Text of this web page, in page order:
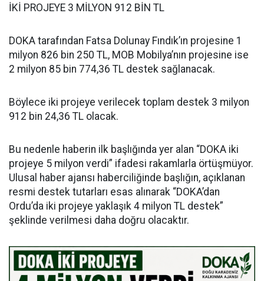
İKİ PROJEYE 3 MİLYON 912 BİN TL
DOKA tarafından Fatsa Dolunay Fındık’ın projesine 1
milyon 826 bin 250 TL, MOB Mobilya’nın projesine ise
2 milyon 85 bin 774,36 TL destek sağlanacak.
Böylece iki projeye verilecek toplam destek 3 milyon
912 bin 24,36 TL olacak.
Bu nedenle haberin ilk başlığında yer alan “DOKA iki
projeye 5 milyon verdi” ifadesi rakamlarla örtüşmüyor.
Ulusal haber ajansı haberciliğinde başlığın, açıklanan
resmi destek tutarları esas alınarak “DOKA’dan
Ordu’da iki projeye yaklaşık 4 milyon TL destek”
şeklinde verilmesi daha doğru olacaktır.